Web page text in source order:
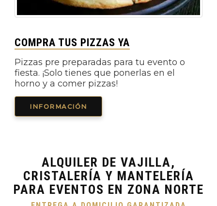
COMPRA TUS PIZZAS YA
Pizzas pre preparadas para tu evento o
fiesta. ¡Solo tienes que ponerlas en el
horno y a comer pizzas!
INFORMACIÓN
ALQUILER DE VAJILLA,
CRISTALERÍA Y MANTELERÍA
PARA EVENTOS EN ZONA NORTE